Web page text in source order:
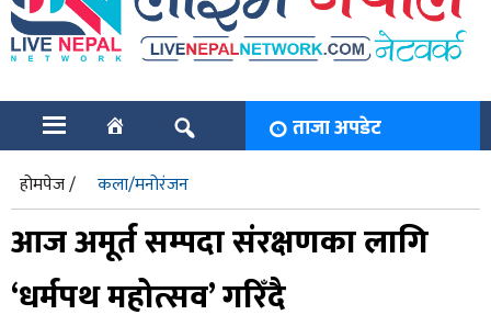
ताजा अपडेट
होमपेज / कला/मनोरंजन
आज अमूर्त सम्पदा संरक्षणका लागि
‘धर्मपथ महोत्सव’ गरिँदै